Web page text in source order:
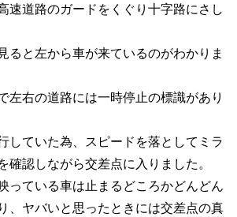
速道路のガードをくぐり十字路にさし
ると左から車が来ているのがわかりま
左右の道路には一時停止の標識があり
していた為、スピードを落としてミラ
確認しながら交差点に入りました。
っている車は止まるどころかどんどん
、ヤバいと思ったときには交差点の真